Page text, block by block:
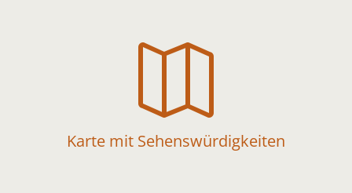

Karte mit Sehenswürdigkeiten